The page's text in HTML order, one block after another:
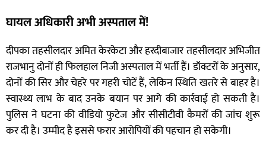
घायल अधिकारी अभी अस्पताल में!
दीपका तहसीलदार अमित केरकेटा और हरदीबाजार तहसीलदार अभिजीत
राजभानु दोनों ही फिलहाल निजी अस्पताल में भर्ती हैं। डॉक्टरों के अनुसार,
दोनों की सिर और चेहरे पर गहरी चोटें हैं, लेकिन स्थिति खतरे से बाहर है।
स्वास्थ्य लाभ के बाद उनके बयान पर आगे की कार्रवाई हो सकती है।
पुलिस ने घटना की वीडियो फुटेज और सीसीटीवी कैमरों की जांच शुरू
कर दी है। उम्मीद है इससे फरार आरोपियों की पहचान हो सकेगी।